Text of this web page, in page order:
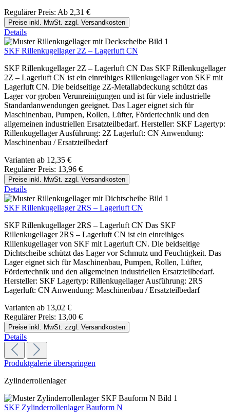
Regulärer Preis: Ab 2,31 €
Preise inkl. MwSt. zzgl. Versandkosten
Details
SKF Rillenkugellager 2Z – Lagerluft CN
SKF Rillenkugellager 2Z – Lagerluft CN Das SKF Rillenkugellager
2Z – Lagerluft CN ist ein einreihiges Rillenkugellager von SKF mit
Lagerluft CN. Die beidseitige 2Z-Metallabdeckung schützt das
Lager vor groben Verunreinigungen und ist für viele industrielle
Standardanwendungen geeignet. Das Lager eignet sich für
Maschinenbau, Pumpen, Rollen, Lüfter, Fördertechnik und den
allgemeinen industriellen Ersatzteilbedarf. Hersteller: SKF Lagertyp:
Rillenkugellager Ausführung: 2Z Lagerluft: CN Anwendung:
Maschinenbau / Ersatzteilbedarf
Varianten ab 12,35 €
Regulärer Preis: 13,96 €
Preise inkl. MwSt. zzgl. Versandkosten
Details
SKF Rillenkugellager 2RS – Lagerluft CN
SKF Rillenkugellager 2RS – Lagerluft CN Das SKF
Rillenkugellager 2RS – Lagerluft CN ist ein einreihiges
Rillenkugellager von SKF mit Lagerluft CN. Die beidseitige
Dichtscheibe schützt das Lager vor Schmutz und Feuchtigkeit. Das
Lager eignet sich für Maschinenbau, Pumpen, Rollen, Lüfter,
Fördertechnik und den allgemeinen industriellen Ersatzteilbedarf.
Hersteller: SKF Lagertyp: Rillenkugellager Ausführung: 2RS
Lagerluft: CN Anwendung: Maschinenbau / Ersatzteilbedarf
Varianten ab 13,02 €
Regulärer Preis: 13,00 €
Preise inkl. MwSt. zzgl. Versandkosten
Details
Produktgalerie überspringen
Zylinderrollenlager
SKF Zylinderrollenlager Bauform N